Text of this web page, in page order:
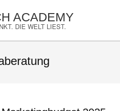
ACADEMY
DIE WELT LIEST.